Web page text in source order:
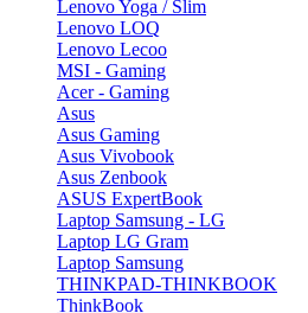
Lenovo Yoga / Slim
Lenovo LOQ
Lenovo Lecoo
MSI - Gaming
Acer - Gaming
Asus
Asus Gaming
Asus Vivobook
Asus Zenbook
ASUS ExpertBook
Laptop Samsung - LG
Laptop LG Gram
Laptop Samsung
THINKPAD-THINKBOOK
ThinkBook